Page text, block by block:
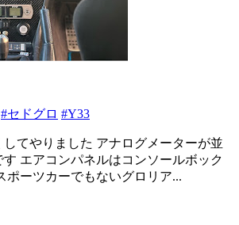
#セドグロ #Y33
てやりました アナログメーターが並
エアコンパネルはコンソールボック
ポーツカーでもないグロリア...